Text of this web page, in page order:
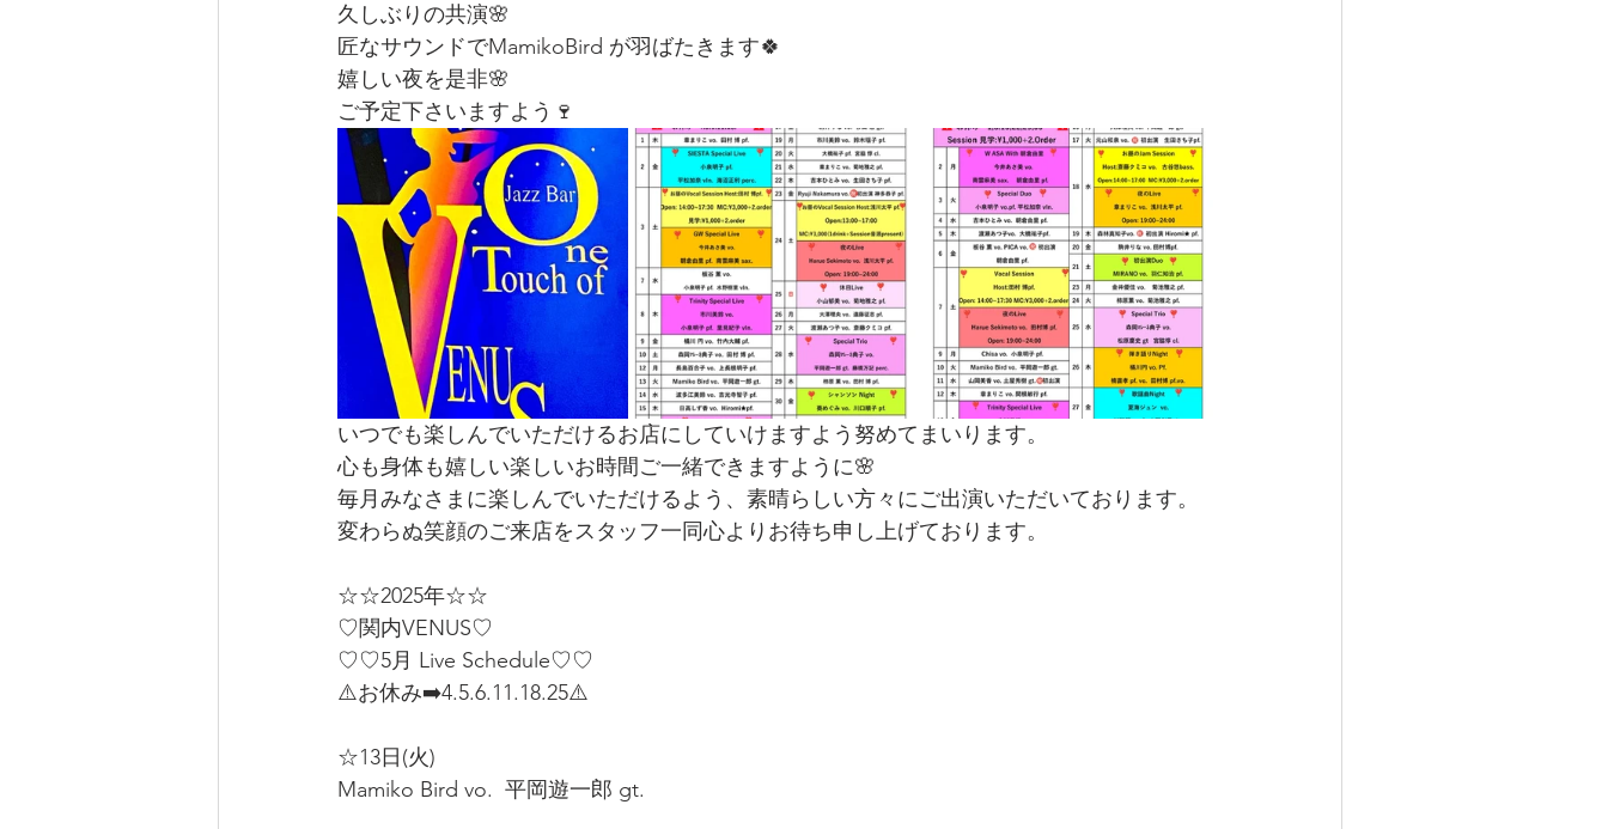
久しぶりの共演🌸
匠なサウンドでMamikoBird が羽ばたきます🍀
嬉しい夜を是非🌸
ご予定下さいますよう🍷
いつでも楽しんでいただけるお店にしていけますよう努めてまいります。
心も身体も嬉しい楽しいお時間ご一緒できますように🌸
毎月みなさまに楽しんでいただけるよう、素晴らしい方々にご出演いただいております。
変わらぬ笑顔のご来店をスタッフ一同心よりお待ち申し上げております。
☆☆2025年☆☆
♡関内VENUS♡
♡♡5月 Live Schedule♡♡
⚠️お休み➡️4.5.6.11.18.25⚠️
☆13日(火)
Mamiko Bird vo.  平岡遊一郎 gt.